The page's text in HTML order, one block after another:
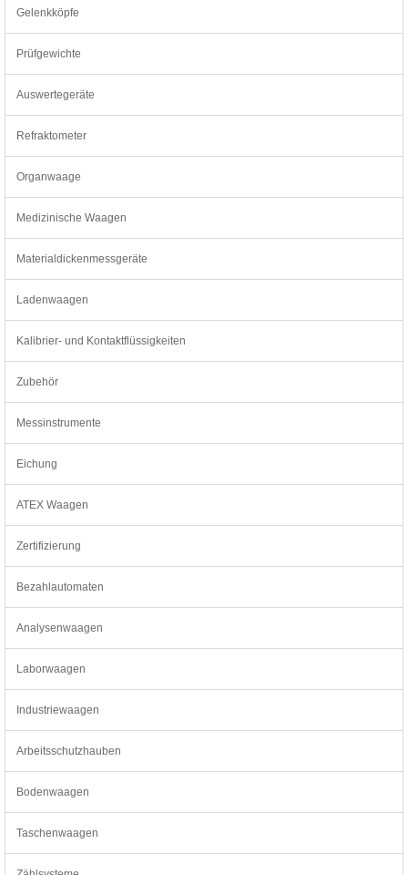
Gelenkköpfe
Prüfgewichte
Auswertegeräte
Refraktometer
Organwaage
Medizinische Waagen
Materialdickenmessgeräte
Ladenwaagen
Kalibrier- und Kontaktflüssigkeiten
Zubehör
Messinstrumente
Eichung
ATEX Waagen
Zertifizierung
Bezahlautomaten
Analysenwaagen
Laborwaagen
Industriewaagen
Arbeitsschutzhauben
Bodenwaagen
Taschenwaagen